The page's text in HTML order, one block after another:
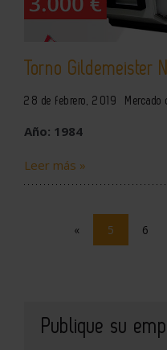
Torno Gildemeister
28 de febrero, 2019 Mercado
Año: 1984
Leer más »
« 5 6
Publique su